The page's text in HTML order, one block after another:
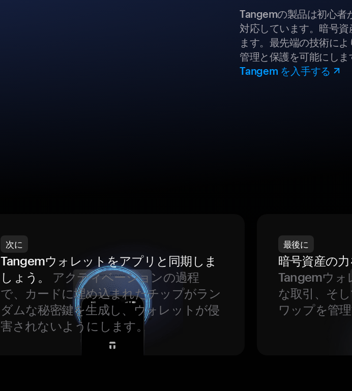
Tangemの製品は初心者
対応しています。暗号
ます。最先端の技術に
管理と保護を可能にしま
Tangem を入手する
次に
Tangemウォレットをアプリと同期しま
しょう。
アクティベーションの過程
で、カードに埋め込まれたチップがラン
ダムな秘密鍵を生成し、ウォレットが侵
害されないようにします。
最後に
暗号資産の
Tangemウォ
な取引、そ
ワップを管